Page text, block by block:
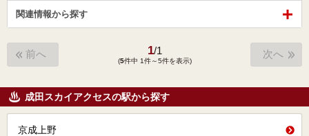
関連情報から探す
前へ 1/1
(5件中 1件～5件を表示)
次へ
成田スカイアクセスの駅から探す
京成上野